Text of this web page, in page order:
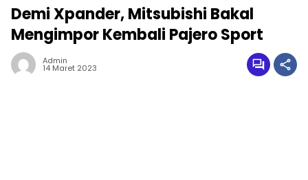
Demi Xpander, Mitsubishi Bakal
Mengimpor Kembali Pajero Sport
Admin
14 Maret 2023